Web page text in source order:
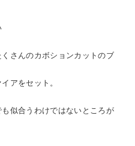
さんのカボションカットのブ
アをセット。
似合うわけではないところが